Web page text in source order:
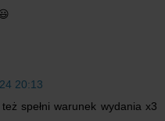
20:13
spełni warunek wydania x3